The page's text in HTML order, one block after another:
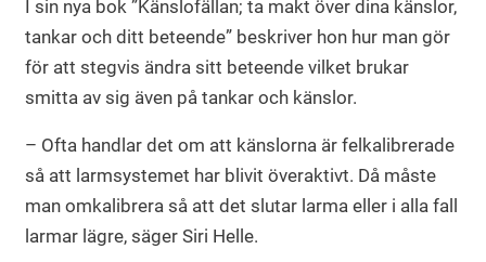
I sin nya bok ”Känslofällan; ta makt över dina känslor,
tankar och ditt beteende” beskriver hon hur man gör
för att stegvis ändra sitt beteende vilket brukar
smitta av sig även på tankar och känslor.
– Ofta handlar det om att känslorna är felkalibrerade
så att larmsystemet har blivit överaktivt. Då måste
man omkalibrera så att det slutar larma eller i alla fall
larmar lägre, säger Siri Helle.